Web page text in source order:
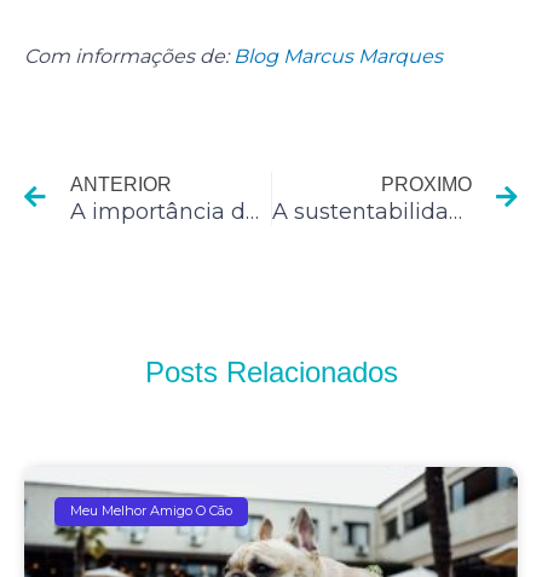
Com informações de: Blog Marcus Marques
ANTERIOR
A importância de se lavar as mãos: Quando e como devo fazer?
PROXIMO
A sustentabilidade empresarial nas finanças da empresa
Posts Relacionados
Meu Melhor Amigo O Cão